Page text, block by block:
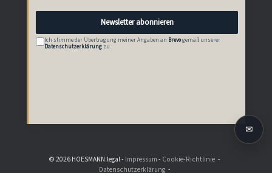
Newsletter abonnieren
Ich stimme der Übertragung meiner Angaben an Brevogemäß unserer
Datenschutzerklärung zu.
© 2026 HOESMANN.legal - Impressum- Cookie-Richtlinie
Datenschutzerklärung
✉